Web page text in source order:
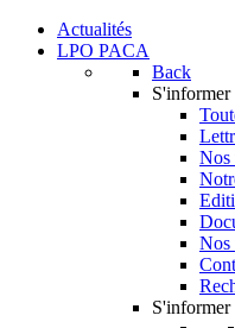
Actualités
LPO PACA
Back
S'informer
Nos
Nos
S'informer